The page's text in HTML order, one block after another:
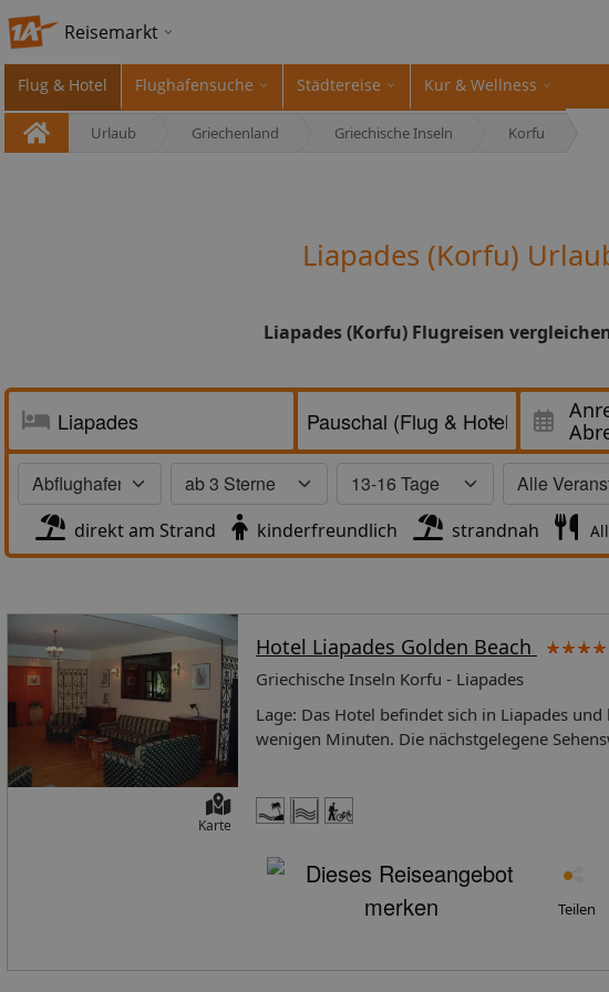
Reisemarkt
Flug & Hotel Flughafensuche Städtereise Kur & Wellness
Urlaub Griechenland Griechische Inseln Korfu
Liapades (Korfu)
Liapades (Korfu) Flugreisen
direkt am Strand kinderfreundlich strandnah
Karte
Hotel Liapades Golden Beach
Griechische Inseln Korfu - Liapades
Lage: Das Hotel befindet sich in Liapades
wenigen Minuten. Die nächstgelegene
Services: Die insgesamt 40 Zimmer
Lounge zu nutzen. Kleine Speisen werden in
(je nach Saison verfügbar):
Doppelbett oder zwei Einzelbetten, Bad oder
Internetzugang (ggf. gegen Gebühr) sowie
Teilen